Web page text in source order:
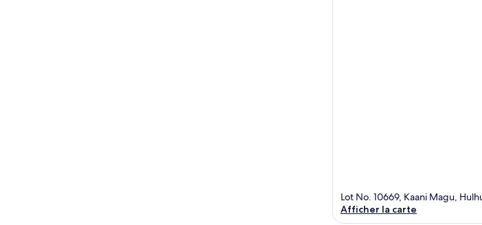
Lot No. 10669, Kaani Magu,
Afficher la carte